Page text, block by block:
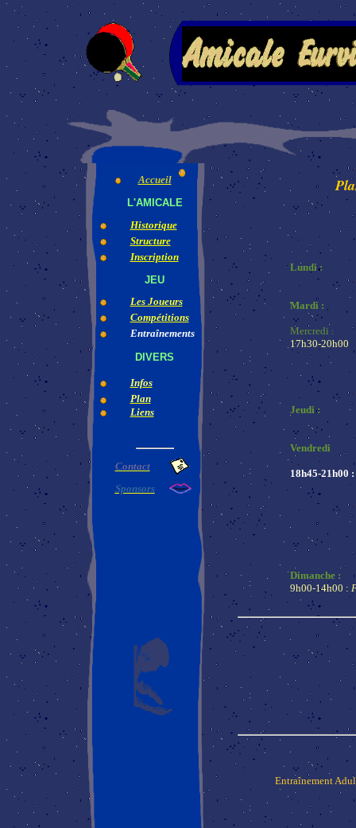
Accueil
L'AMICALE
Historique
Structure
Inscription
JEU
Les Joueurs
Compétitions
Entraînements
DIVERS
Infos
Plan
Liens
Contact
Sponsors
Lundi :
Mardi :
Mercredi :
17h30-20h00
Jeudi :
Vendredi
18h45-21h00 :
Dimanche :
9h00-14h00 :
Entraînement